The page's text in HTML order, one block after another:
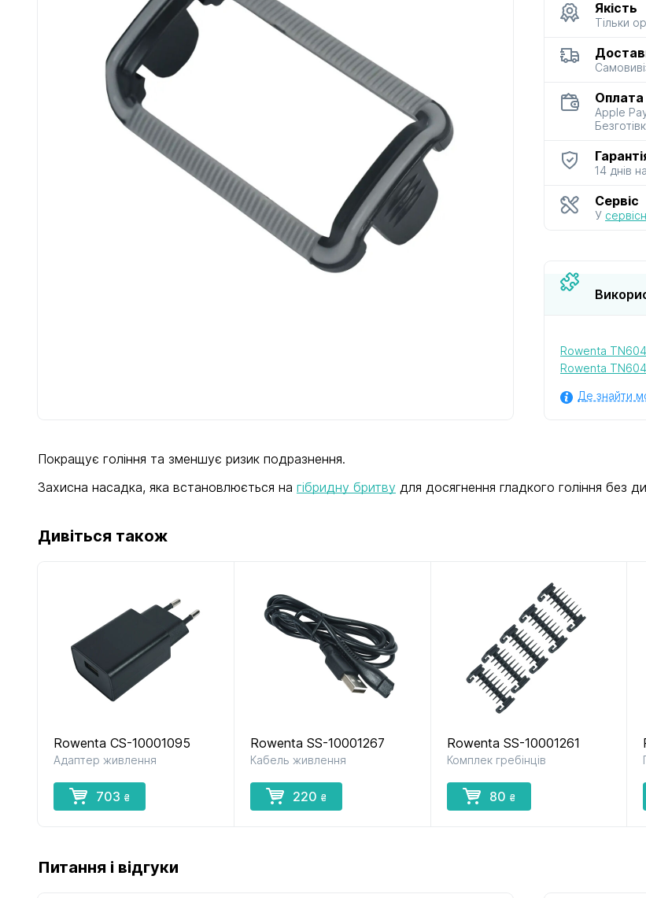
до кавомашин
і кавоварок
і скороварок
до тостерів
і фритюрниць
до фенів
Якість
Тільки
Оплата
Apple
14 днів
Сервіс
У
Rowenta
Rowenta
Де знайти
Покращує гоління та зменшує ризик подразнення.
Захисна насадка, яка встановлюється на гібридну бритву для досягнення гладкого гоління без
Дивіться також
Rowenta CS-10001095
Адаптер живлення
703 ₴
Rowenta SS-10001267
Кабель живлення
220 ₴
Rowenta SS-10001261
Комплек гребінців
80 ₴
Питання і відгуки